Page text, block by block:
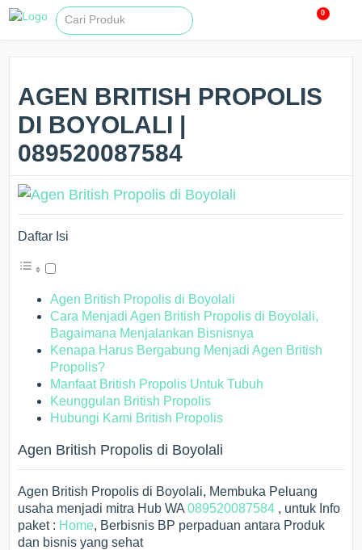
0
AGEN BRITISH PROPOLIS
DI BOYOLALI |
089520087584
Daftar Isi
Agen British Propolis di Boyolali
Cara Menjadi Agen British Propolis di Boyolali,
Bagaimana Menjalankan Bisnisnya
Kenapa Harus Bergabung Menjadi Agen British
Propolis?
Manfaat British Propolis Untuk Tubuh
Keunggulan British Propolis
Hubungi Kami British Propolis
Agen British Propolis di Boyolali
Agen British Propolis di Boyolali, Membuka Peluang
usaha menjadi mitra Hub WA089520087584 , untuk Info
paket : Home, Berbisnis BP perpaduan antara Produk
dan bisnis yang sehat